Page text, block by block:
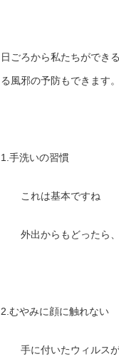
日ごろから私たちができ
る風邪の予防もできます。
1.手洗いの習慣
これは基本ですね
外出からもどったら、
2.むやみに顔に触れない
手に付いたウィルスが